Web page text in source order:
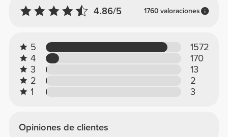
4.86/5 1760 valoraciones
5
1572
4
170
3
13
2
2
1
3
Opiniones de clientes